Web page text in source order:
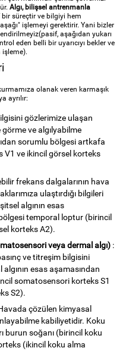
Algı, bilişsel antrenmanla
bir süreçtir ve bilgiyi hem
işlemeyi gerektirir. Yani bizler
aşağıdan yukarı
eden belli bir uyarıcıyı bekler ve
işleme).
olanak veren karmaşık
ayrılır:
gözlerimize ulaşan
ve algılyabilme
sorumlu bölgesi artkafa
V1 ve ikincil görsel korteks
frekans dalgalarının hava
ulaştırdığı bilgileri
algının esas
temporal loptur (birincil
korteks A2).
veya dermal algı) :
ve titreşim bilgisini
esas aşamasından
somatosensori korteks S1
S2).
çözülen kimyasal
kabiliyetidir. Koku
burun soğanı (birincil koku
(ikincil koku alma